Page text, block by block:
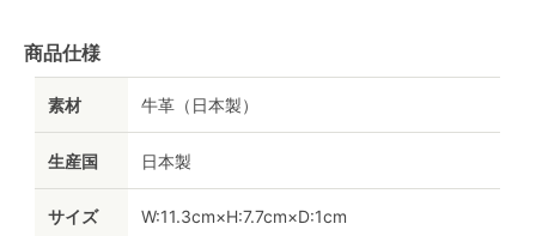
商品仕様
素材 牛革（日本製）
生産国 日本製
サイズ W:11.3cm×H:7.7cm×D:1cm